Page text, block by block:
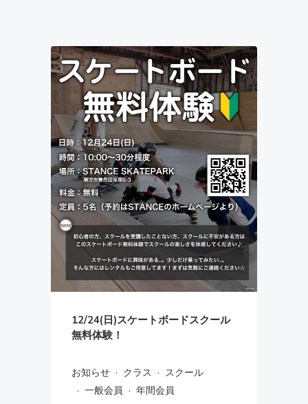
12/24(日)スケートボードスクール
無料体験！
お知らせ · クラス · スクール
· 一般会員 · 年間会員